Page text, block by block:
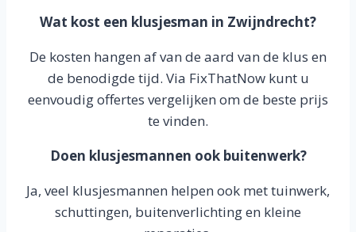
Wat kost een klusjesman in Zwijndrecht?
De kosten hangen af van de aard van de klus en
de benodigde tijd. Via FixThatNow kunt u
eenvoudig offertes vergelijken om de beste prijs
te vinden.
Doen klusjesmannen ook buitenwerk?
Ja, veel klusjesmannen helpen ook met tuinwerk,
schuttingen, buitenverlichting en kleine